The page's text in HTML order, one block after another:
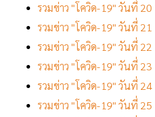
รวมข่าว "โควิด-19" วันที่
รวมข่าว "โควิด-19" วันที่
รวมข่าว "โควิด-19" วันที่
รวมข่าว "โควิด-19" วันที่
รวมข่าว "โควิด-19" วันที่
รวมข่าว "โควิด-19" วันที่